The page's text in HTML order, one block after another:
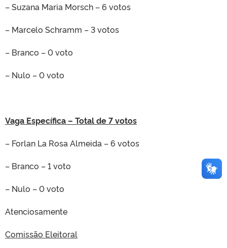
– Suzana Maria Morsch – 6 votos
– Marcelo Schramm – 3 votos
– Branco – 0 voto
– Nulo – 0 voto
Vaga Específica – Total de 7 votos
– Forlan La Rosa Almeida – 6 votos
– Branco – 1 voto
– Nulo – 0 voto
Atenciosamente
Comissão Eleitoral